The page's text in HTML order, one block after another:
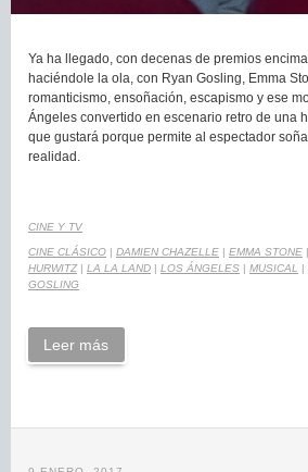
Ya ha llegado, con decenas de premios
haciéndole la ola, con Ryan Gosling, Emma
romanticismo, ensoñación, escapismo y ese
Ángeles convertido en escenario retro de una
que gustará porque permite al espectador
realidad.
CINE Y TV
CINE CLÁSICO | DAMIEN CHAZELLE | EMMA STONE |
HURWITZ| LA LA LAND | LOS ÁNGELES | MUSICAL |
GOSLING
Leer más